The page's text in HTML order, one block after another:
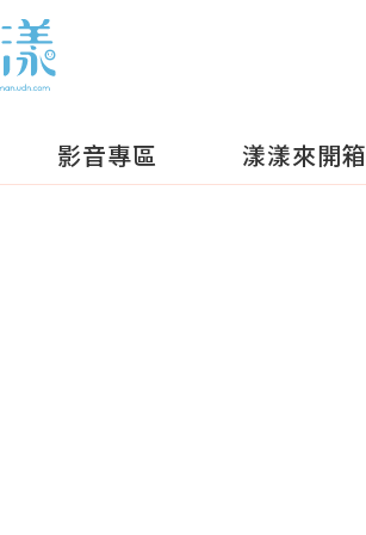
影音專區 漾漾來開箱